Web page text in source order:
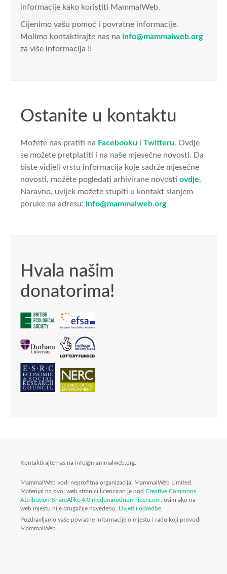
informacije kako koristiti MammalWeb.
Cijenimo vašu pomoć i povratne informacije.
Molimo kontaktirajte nas na info@mammalweb.org
za više informacija !!
Ostanite u kontaktu
Možete nas pratiti na Facebooku i Twitteru. Ovdje
se možete pretplatiti i na naše mjesečne novosti. Da
biste vidjeli vrstu informacija koje sadrže mjesečne
novosti, možete pogledati arhivirane novosti ovdje.
Naravno, uvijek možete stupiti u kontakt slanjem
poruke na adresu: info@mammalweb.org
Hvala našim
donatorima!
Kontaktirajte nas na info@mammalweb.org.
MammalWeb vodi neprofitna organizacija, MammalWeb Limited.
Materijal na ovoj web stranici licenciran je pod Creative Commons
Attribution-ShareAlike 4.0 međunarodnom licencom , osim ako na
web mjestu nije drugačije navedeno. Uvjeti i odredbe
Pozdravljamo vaše povratne informacije o mjestu i radu koji provodi
MammalWeb.